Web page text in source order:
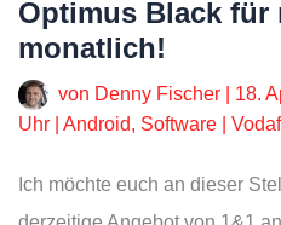
Optimus Black für
monatlich!
von Denny Fischer
18.
Uhr
Android, Software
Ich möchte euch an dieser